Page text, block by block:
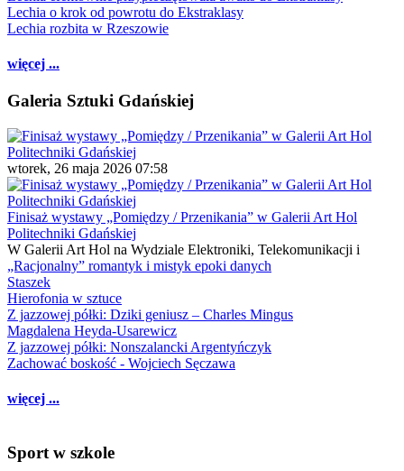
Lechia o krok od powrotu do Ekstraklasy
Lechia rozbita w Rzeszowie
więcej ...
Galeria Sztuki Gdańskiej
wtorek, 26 maja 2026 07:58
Finisaż wystawy „Pomiędzy / Przenikania” w Galerii Art Hol
Politechniki Gdańskiej
W Galerii Art Hol na Wydziale Elektroniki, Telekomunikacji i
„Racjonalny” romantyk i mistyk epoki danych
Staszek
Hierofonia w sztuce
Z jazzowej półki: Dziki geniusz – Charles Mingus
Magdalena Heyda-Usarewicz
Z jazzowej półki: Nonszalancki Argentyńczyk
Zachować boskość - Wojciech Sęczawa
więcej ...
Sport w szkole